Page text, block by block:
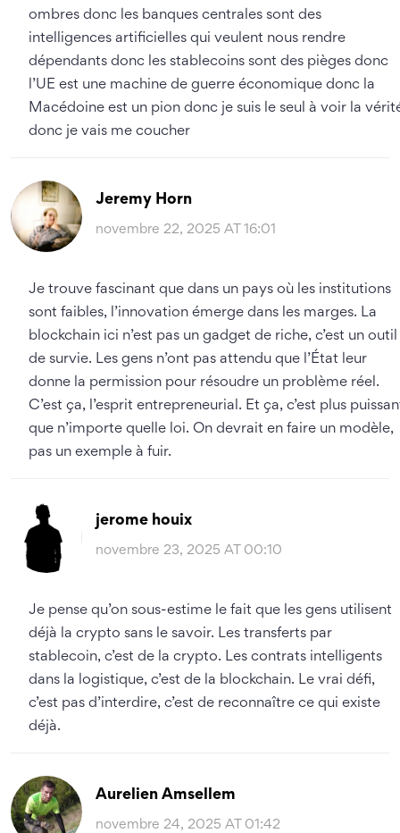
ombres donc les banques centrales sont des
intelligences artificielles qui veulent nous rendre
dépendants donc les stablecoins sont des pièges donc
l’UE est une machine de guerre économique donc la
Macédoine est un pion donc je suis le seul à voir la
donc je vais me coucher
Jeremy Horn
novembre 22, 2025 AT 16:01
Je trouve fascinant que dans un pays où les institutions
sont faibles, l’innovation émerge dans les marges. La
blockchain ici n’est pas un gadget de riche, c’est un outil
de survie. Les gens n’ont pas attendu que l’État leur
donne la permission pour résoudre un problème réel.
C’est ça, l’esprit entrepreneurial. Et ça, c’est plus
que n’importe quelle loi. On devrait en faire un modèle,
pas un exemple à fuir.
jerome houix
novembre 23, 2025 AT 00:10
Je pense qu’on sous-estime le fait que les gens utilisent
déjà la crypto sans le savoir. Les transferts par
stablecoin, c’est de la crypto. Les contrats intelligents
dans la logistique, c’est de la blockchain. Le vrai défi,
c’est pas d’interdire, c’est de reconnaître ce qui existe
déjà.
Aurelien Amsellem
novembre 24, 2025 AT 01:42